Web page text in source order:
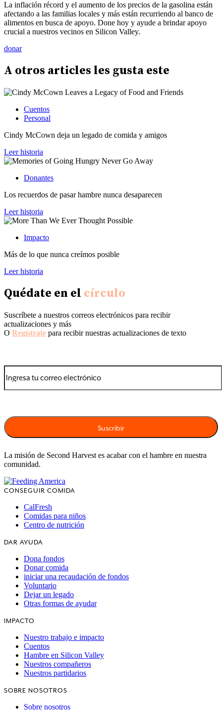
La inflación récord y el aumento de los precios de la gasolina están
afectando a las familias locales y más están recurriendo al banco de
alimentos en busca de apoyo. Done hoy y ayude a brindar apoyo
crucial a nuestros vecinos en Silicon Valley.
donar
A otros articles les gusta este
Cuentos
Personal
Cindy McCown deja un legado de comida y amigos
Leer historia
Donantes
Los recuerdos de pasar hambre nunca desaparecen
Leer historia
Impacto
Más de lo que nunca creímos posible
Leer historia
Quédate en el círculo
Suscríbete a nuestros correos electrónicos para recibir
actualizaciones y más
O Regístrate para recibir nuestras actualizaciones de texto
La misión de Second Harvest es acabar con el hambre en nuestra
comunidad.
CONSEGUIR COMIDA
CalFresh
Comidas para niños
Centro de nutrición
DAR AYUDA
Dona fondos
Donar comida
iniciar una recaudación de fondos
Voluntario
Dejar un legado
Otras formas de ayudar
IMPACTO
Nuestro trabajo e impacto
Cuentos
Hambre en Silicon Valley
Nuestros compañeros
Nuestros partidarios
SOBRE NOSOTROS
Sobre nosotros